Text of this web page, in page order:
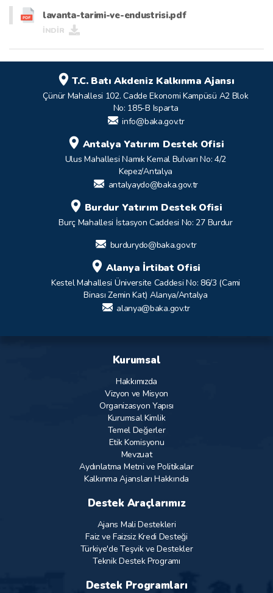
lavanta-tarimi-ve-endustrisi.pdf
İNDİR
T.C. Batı Akdeniz Kalkınma Ajansı
Çünür Mahallesi 102. Cadde Ekonomi Kampüsü A2 Blok
No: 185-B Isparta
info@baka.gov.tr
Antalya Yatırım Destek Ofisi
Ulus Mahallesi Namık Kemal Bulvarı No: 4/2
Kepez/Antalya
antalyaydo@baka.gov.tr
Burdur Yatırım Destek Ofisi
Burç Mahallesi İstasyon Caddesi No: 27 Burdur
burdurydo@baka.gov.tr
Alanya İrtibat Ofisi
Kestel Mahallesi Üniversite Caddesi No: 86/3 (Cami
Binası Zemin Kat) Alanya/Antalya
alanya@baka.gov.tr
Kurumsal
Hakkımızda
Vizyon ve Misyon
Organizasyon Yapısı
Kurumsal Kimlik
Temel Değerler
Etik Komisyonu
Mevzuat
Aydınlatma Metni ve Politikalar
Kalkınma Ajansları Hakkında
Destek Araçlarımız
Ajans Mali Destekleri
Faiz ve Faizsiz Kredi Desteği
Türkiye'de Teşvik ve Destekler
Teknik Destek Programı
Destek Programları